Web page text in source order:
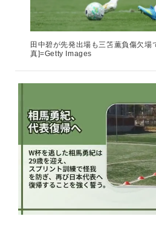
田中碧が先発出場も三笘薫負傷欠場
真]=Getty Images